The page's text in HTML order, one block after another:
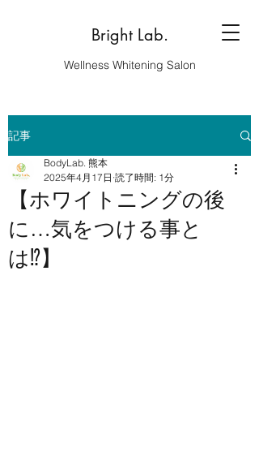
Bright Lab.
Wellness Whitening Salon
記事
【ホワイトニングの後
に…気をつける事と
は⁉️】
BodyLab. 熊本
2025年4月17日 読了時間: 1分